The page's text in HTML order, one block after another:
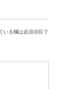
いる欄は必須項目で